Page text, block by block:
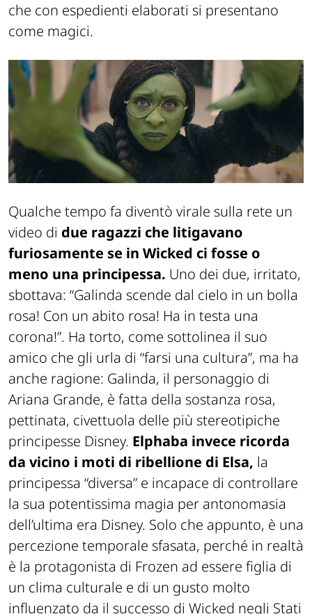
che con espedienti elaborati si presentano
come magici.
Qualche tempo fa diventò virale sulla rete un
video di due ragazzi che litigavano
furiosamente se in Wicked ci fosse o
meno una principessa. Uno dei due, irritato,
sbottava: “Galinda scende dal cielo in un bolla
rosa! Con un abito rosa! Ha in testa una
corona!”. Ha torto, come sottolinea il suo
amico che gli urla di “farsi una cultura”, ma ha
anche ragione: Galinda, il personaggio di
Ariana Grande, è fatta della sostanza rosa,
pettinata, civettuola delle più stereotipiche
principesse Disney. Elphaba invece ricorda
da vicino i moti di ribellione di Elsa, la
principessa “diversa” e incapace di controllare
la sua potentissima magia per antonomasia
dell’ultima era Disney. Solo che appunto, è una
percezione temporale sfasata, perché in realtà
è la protagonista di Frozen ad essere figlia di
un clima culturale e di un gusto molto
influenzato da il successo di Wicked negli Stati